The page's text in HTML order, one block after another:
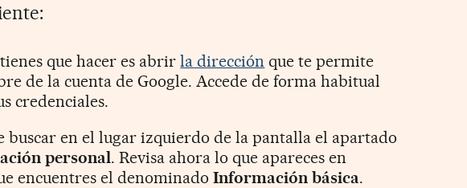
que hacer es abrirla dirección que te permite
de la cuenta de Google. Accede de forma habitual
credenciales.
buscar en el lugar izquierdo de la pantalla el apartado
personal. Revisa ahora lo que apareces en
encuentres el denominadoInformación básica.